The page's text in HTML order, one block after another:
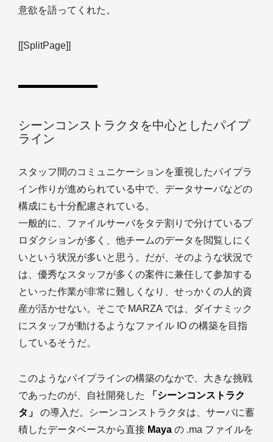
意欲を語ってくれた。
[[SplitPage]]
シーンコンストラクタを中心としたパイプ
ライン
スタッフ間のコミュニケーションを重視したパイプラ
イン作りが進められている中で、データサーバなどの
構成にも十分配慮されている。
一般的に、ファイルサーバをタテ割りで分けているプ
ロダクションが多く、他チームのデータを閲覧しにく
いという状況が多いと思う。だが、そのような状況で
は、優秀なスタッフが多くの案件に兼任して参加する
といった作業が非常に難しくなり、せっかくの人的資
産が活かせない。そこで MARZA では、ダイナミック
にスタッフが動けるようなファイル IO の構築を目指
しているそうだ。
このようなパイプラインの構築のなかで、大きな挑戦
であったのが、自社開発した
「シーンコンストラク
タ」
の導入だ。シーンコンストラクタは、サーバに蓄
積したデータベースから直接 Maya の .ma ファイルを